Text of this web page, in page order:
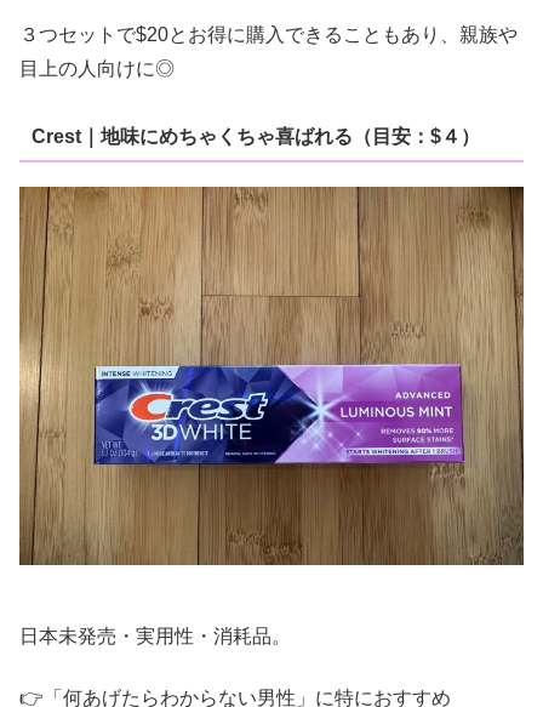
３つセットで$20とお得に購入できることもあり、親族や
目上の人向けに◎
Crest｜地味にめちゃくちゃ喜ばれる（目安：$４）
日本未発売・実用性・消耗品。
👉「何あげたらわからない男性」に特におすすめ